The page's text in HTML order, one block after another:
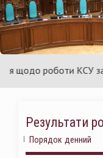
роботи КСУ за
Результати
Порядок денний